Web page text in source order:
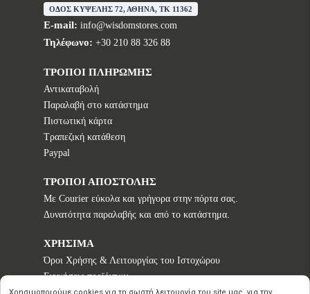
ΟΔΟΣ ΚΥΨΕΛΗΣ 72, ΑΘΗΝΑ, TK 11362
E-mail: info@wisdomstores.com
Τηλέφωνο: +30 210 88 326 88
ΤΡΟΠΟΙ ΠΛΗΡΩΜΗΣ
Αντικαταβολή
Παραλαβή στο κατάστημα
Πιστωτική κάρτα
Τραπεζική κατάθεση
Paypal
ΤΡΟΠΟΙ ΑΠΟΣΤΟΛΗΣ
Με Courier εύκολα και γρήγορα στην πόρτα σας.
Δυνατότητα παραλαβής και από το κατάστημα.
ΧΡΗΣΙΜΑ
Όροι Χρήσης & Λειτουργίας του Ιστοχώρου
Εγγυήσεις προϊόντων